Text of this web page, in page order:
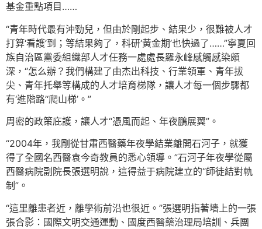
基金重點項目……
“青年時代最有沖勁兒，但由於剛起步、結果少，很難被人才
打算‘看護’到；等結果夠了，科研‘黃金期’也快過了……”寧夏回
族自治區黨委組織部人才任務一處處長羅永峰感觸感染頗
深，“怎么辦？我們構建了由杰出科技、行業領軍、青年拔
尖、青年托舉等構成的人才培育梯隊，讓人才每一個步驟都
有‘進階路’‘爬山梯’。”
周密的政策庇護，讓人才“憑風而起、年夜鵬展翼”。
“2004年，我剛從甘肅西醫藥年夜學結業離開石河子，就獲
得了全國名西醫袁今奇教員的悉心領導。”石河子年夜學從屬
西醫病院副院長張選明說，這得益于病院建立的“師徒結對軌
制”。
“這里離患者近，離學術前沿也很近。”張選明指著墻上的一張
張合影：國際文明交通運動、國度西醫藥治理局培訓、兵團